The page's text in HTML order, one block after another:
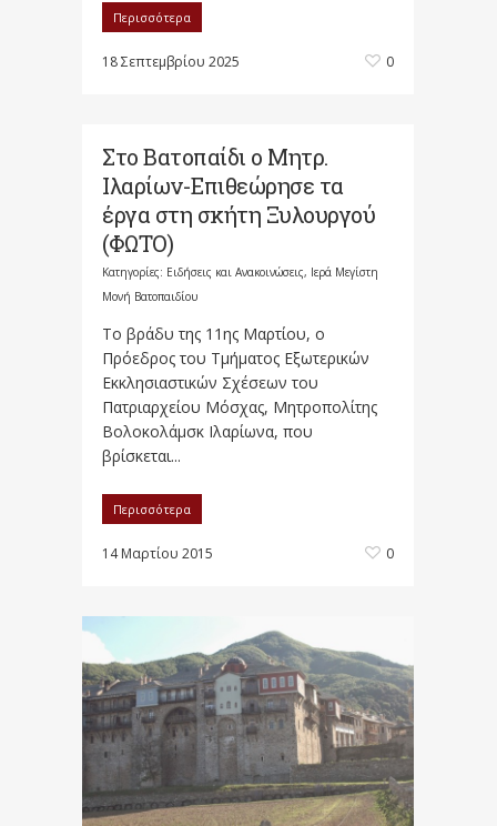
Περισσότερα
18 Σεπτεμβρίου 2025 0
Στο Βατοπαίδι ο Μητρ.
Ιλαρίων-Επιθεώρησε τα
έργα στη σκήτη Ξυλουργού
(ΦΩΤΟ)
Κατηγορίες: Ειδήσεις και Ανακοινώσεις, Ιερά Μεγίστη
Μονή Βατοπαιδίου
Το βράδυ της 11ης Μαρτίου, ο
Πρόεδρος του Τμήματος Εξωτερικών
Εκκλησιαστικών Σχέσεων του
Πατριαρχείου Μόσχας, Μητροπολίτης
Βολοκολάμσκ Ιλαρίωνα, που
βρίσκεται...
Περισσότερα
14 Μαρτίου 2015 0